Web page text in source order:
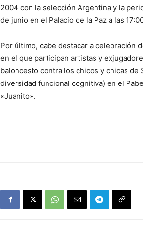
2004 con la selección Argentina y la
de junio en el Palacio de la Paz a las
Por último, cabe destacar a celebración
en el que participan artistas y
baloncesto contra los chicos y chicas de
diversidad funcional cognitiva) en el
«Juanito».